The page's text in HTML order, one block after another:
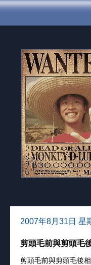
2007年8月31日 星
剪頭毛前與剪頭毛
剪頭毛前與剪頭毛後